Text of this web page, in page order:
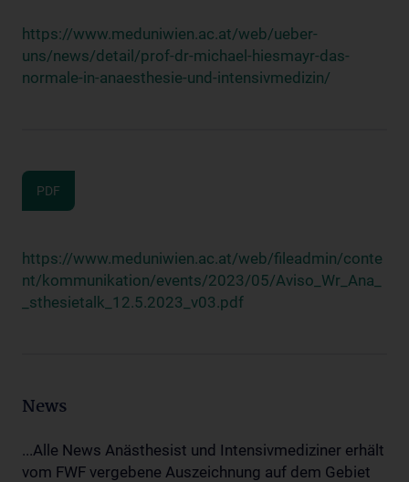
https://www.meduniwien.ac.at/web/ueber-
uns/news/detail/prof-dr-michael-hiesmayr-das-
normale-in-anaesthesie-und-intensivmedizin/
PDF
https://www.meduniwien.ac.at/web/fileadmin/conte
nt/kommunikation/events/2023/05/Aviso_Wr_Ana_
_sthesietalk_12.5.2023_v03.pdf
News
...Alle News Anästhesist und Intensivmediziner erhält
vom FWF vergebene Auszeichnung auf dem Gebiet